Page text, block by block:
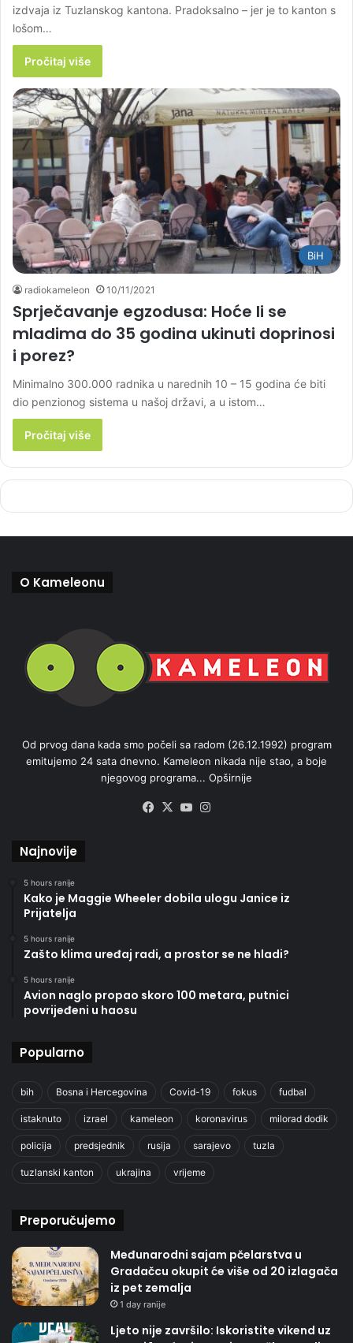
izdvaja iz Tuzlanskog kantona. Pradoksalno – jer je to kanton s
lošom…
Pročitaj više
BiH
radiokameleon 10/11/2021
Sprječavanje egzodusa: Hoće li se
mladima do 35 godina ukinuti doprinosi
i porez?
Minimalno 300.000 radnika u narednih 10 – 15 godina će biti
dio penzionog sistema u našoj državi, a u istom…
Pročitaj više
O Kameleonu
Od prvog dana kada smo počeli sa radom (26.12.1992) program
emitujemo 24 sata dnevno. Kameleon nikada nije stao, a boje
njegovog programa... Opširnije
Facebook
X YouTube
Najnovije
5 hours ranije
Kako je Maggie Wheeler dobila ulogu Janice iz
Prijatelja
5 hours ranije
Zašto klima uređaj radi, a prostor se ne hladi?
5 hours ranije
Avion naglo propao skoro 100 metara, putnici
povrijeđeni u haosu
Popularno
bih Bosna i Hercegovina Covid-19 fokus fudbal
istaknuto izrael kameleon koronavirus milorad dodik
policija predsjednik rusija sarajevo tuzla
tuzlanski kanton ukrajina vrijeme
Preporučujemo
Međunarodni sajam pčelarstva u
Gradačcu okupit će više od 20 izlagača
iz pet zemalja
1 day ranije
Ljeto nije završilo: Iskoristite vikend uz